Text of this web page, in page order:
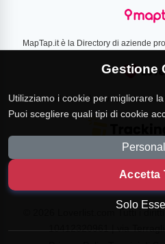
MapTap.it è la Directory di aziende
Loverlist.com è il comparatore di
10412320961 | via
Gestione
Utilizziamo i cookie per migliorare
Puoi scegliere quali tipi di cookie
Accetta
Solo